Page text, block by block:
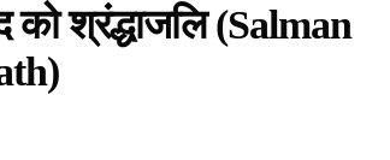
श्रंद्धाजलि (Salman